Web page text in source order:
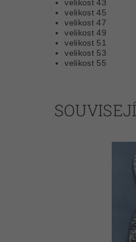
velikost 43
velikost 45
velikost 47
velikost 49
velikost 51
velikost 53
velikost 55